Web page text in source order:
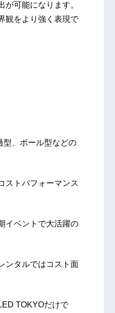
可能になります。
観をより強く表現で
型、ボール型などの
ストパフォーマンス
イベントで大活躍の
ンタルではコスト面
TOKYOだけで